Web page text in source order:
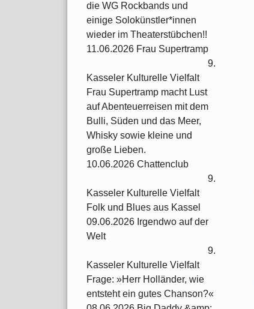
die WG Rockbands und
einige Solokünstler*innen
wieder im Theaterstübchen!!
11.06.2026 Frau Supertramp
9.
Kasseler Kulturelle Vielfalt
Frau Supertramp macht Lust
auf Abenteuerreisen mit dem
Bulli, Süden und das Meer,
Whisky sowie kleine und
große Lieben.
10.06.2026 Chattenclub
9.
Kasseler Kulturelle Vielfalt
Folk und Blues aus Kassel
09.06.2026 Irgendwo auf der
Welt
9.
Kasseler Kulturelle Vielfalt
Frage: »Herr Holländer, wie
entsteht ein gutes Chanson?«